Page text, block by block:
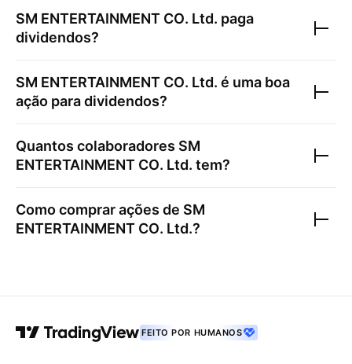
SM ENTERTAINMENT CO. Ltd. paga
dividendos?
SM ENTERTAINMENT CO. Ltd. é uma boa
ação para dividendos?
Quantos colaboradores SM
ENTERTAINMENT CO. Ltd. tem?
Como comprar ações de SM
ENTERTAINMENT CO. Ltd.?
FEITO POR HUMANOS